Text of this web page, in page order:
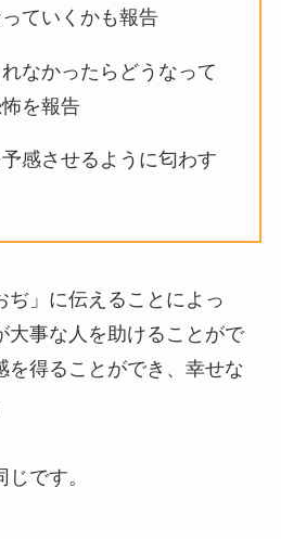
ていくかも報告
なかったらどうなって
を報告
感させるように匂わす
ぢ」に伝えることによっ
大事な人を助けることがで
を得ることができ、幸せな
です。